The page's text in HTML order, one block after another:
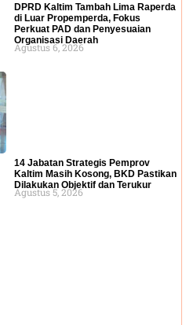
DPRD Kaltim Tambah Lima Raperda
di Luar Propemperda, Fokus
Perkuat PAD dan Penyesuaian
Organisasi Daerah
Agustus 6, 2026
14 Jabatan Strategis Pemprov
Kaltim Masih Kosong, BKD Pastikan
Dilakukan Objektif dan Terukur
Agustus 5, 2026